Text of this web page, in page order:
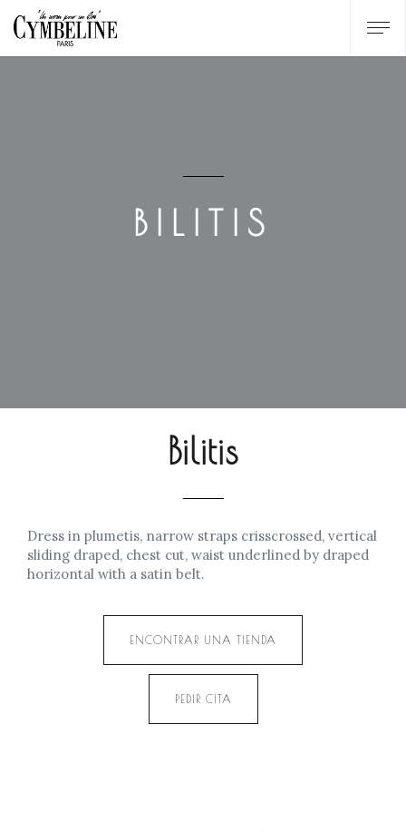
BILITIS
Bilitis
Dress in plumetis, narrow straps crisscrossed, vertical
sliding draped, chest cut, waist underlined by draped
horizontal with a satin belt.
ENCONTRAR UNA TIENDA
PEDIR CITA